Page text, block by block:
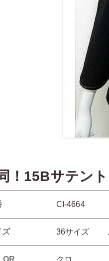
！15Bサテン
CI-4664
ズ 36サイズ 肩
クロ